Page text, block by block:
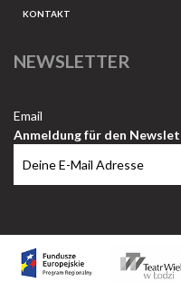
KONTAKT
NEWSLETTER
Email
Anmeldung für den